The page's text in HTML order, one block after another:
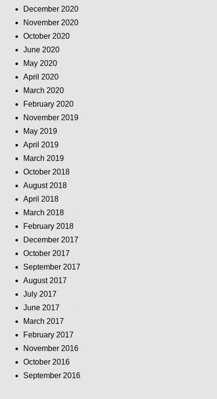
December 2020
November 2020
October 2020
June 2020
May 2020
April 2020
March 2020
February 2020
November 2019
May 2019
April 2019
March 2019
October 2018
August 2018
April 2018
March 2018
February 2018
December 2017
October 2017
September 2017
August 2017
July 2017
June 2017
March 2017
February 2017
November 2016
October 2016
September 2016